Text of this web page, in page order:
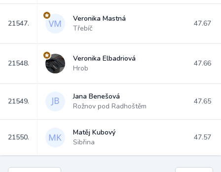
21547.
Veronika Mastná
Třebíč
47.67
21548.
Veronika Elbadriová
Hrob
47.66
21549.
Jana Benešová
Rožnov pod Radhoštěm
47.65
21550.
Matěj Kubový
Sibřina
47.57